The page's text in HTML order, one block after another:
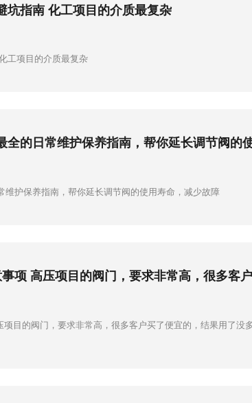
坑指南 化工项目的介质最复杂
工项目的介质最复杂
全的日常维护保养指南，帮你延长调节阀的
维护保养指南，帮你延长调节阀的使用寿命，减少故障
目的阀门，要求非常高，很多客户买了便宜的，结果用了